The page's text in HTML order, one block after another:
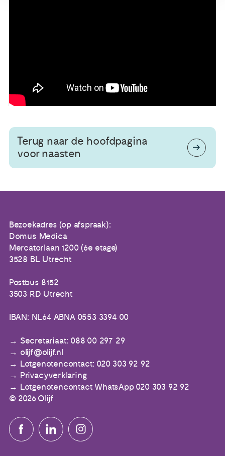
Terug naar de hoofdpagina
voor naasten
Bezoekadres (op afspraak):
Domus Medica
Mercatorlaan 1200 (6e etage)
3528 BL Utrecht
Postbus 8152
3503 RD Utrecht
IBAN: NL64 ABNA 0553 3394 00
Secretariaat: 088 00 297 29
olijf@olijf.nl
Lotgenotencontact: 020 303 92 92
Privacyverklaring
Lotgenotencontact WhatsApp 020 303 92 92
© 2026 Olijf